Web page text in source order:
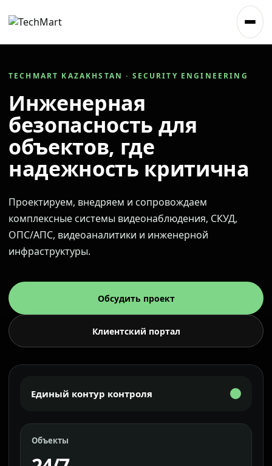
TECHMART KAZAKHSTAN · SECURITY ENGINEERING
Инженерная
безопасность для
объектов, где
надежность критична
Проектируем, внедряем и сопровождаем
комплексные системы видеонаблюдения, СКУД,
ОПС/АПС, видеоаналитики и инженерной
инфраструктуры.
Обсудить проект
Клиентский портал
Единый контур контроля
Объекты